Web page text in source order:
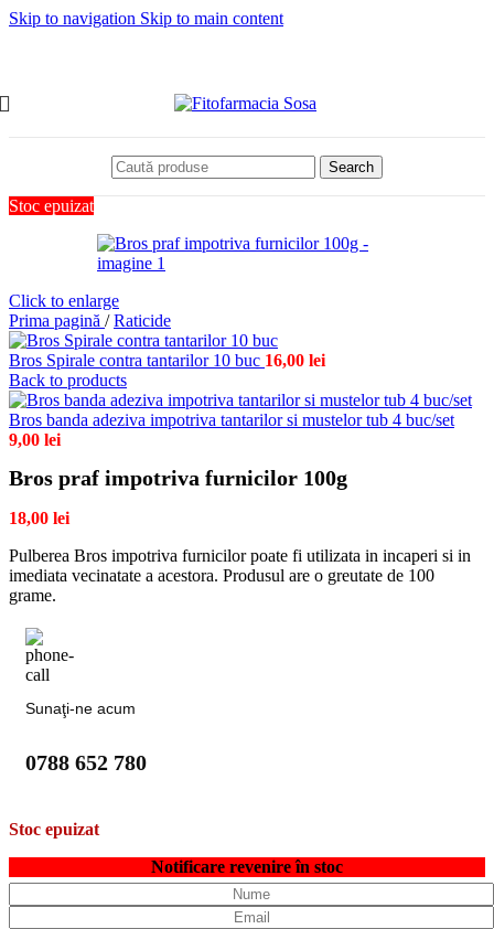
Skip to navigation Skip to main content
Search
Stoc epuizat
Click to enlarge
Prima pagină / Raticide
Bros Spirale contra tantarilor 10 buc 16,00 lei
Back to products
Bros banda adeziva impotriva tantarilor si mustelor tub 4 buc/set
9,00 lei
Bros praf impotriva furnicilor 100g
18,00 lei
Pulberea Bros impotriva furnicilor poate fi utilizata in incaperi si in
imediata vecinatate a acestora. Produsul are o greutate de 100
grame.
Sunaţi-ne acum
0788 652 780
Stoc epuizat
Notificare revenire în stoc